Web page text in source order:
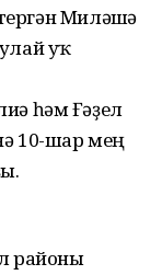
Миләүшә
уҡ
һәм Ғәҙел
10-шар мең
районы